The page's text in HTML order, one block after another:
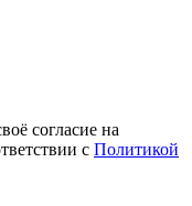
согласие на
с Политикой